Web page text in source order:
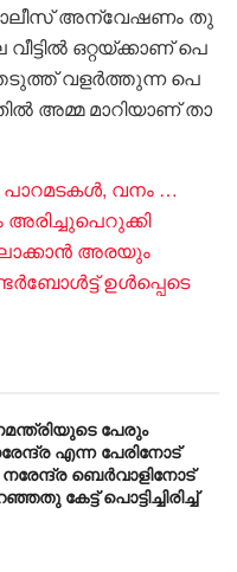
അ​ന്വേ​ഷ​ണം തു​
വീ​ട്ടി​ൽ ഒ​റ്റ​യ്ക്കാ​ണ് പെ​
വ​ള​ർ​ത്തു​ന്ന പെ​
അ​മ്മ മാ​റി​യാ​ണ് താ​
വനം …
അരിച്ചുപെറുക്കി
അരയും
ഉൾപ്പെടെ
പേരും
എന്ന പേരിനോട്
നരേന്ദ്ര ബെർവാളിനോട്
കേട്ട് പൊട്ടിച്ചിരിച്ച്